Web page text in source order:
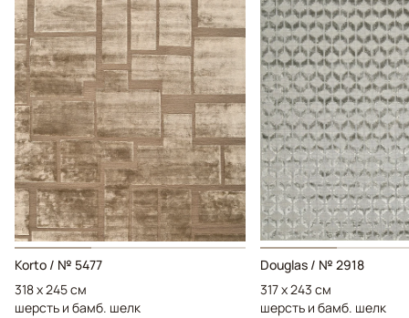
Korto / № 5477
318 x 245 см
шерсть и бамб. шелк
Douglas / № 2918
317 x 243 см
шерсть и бамб. шелк